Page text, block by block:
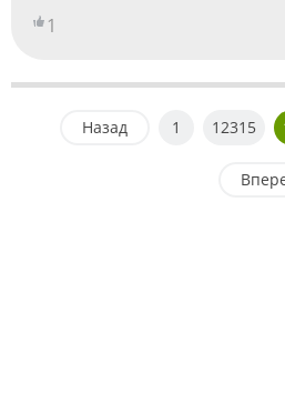
1
Назад 1 12315